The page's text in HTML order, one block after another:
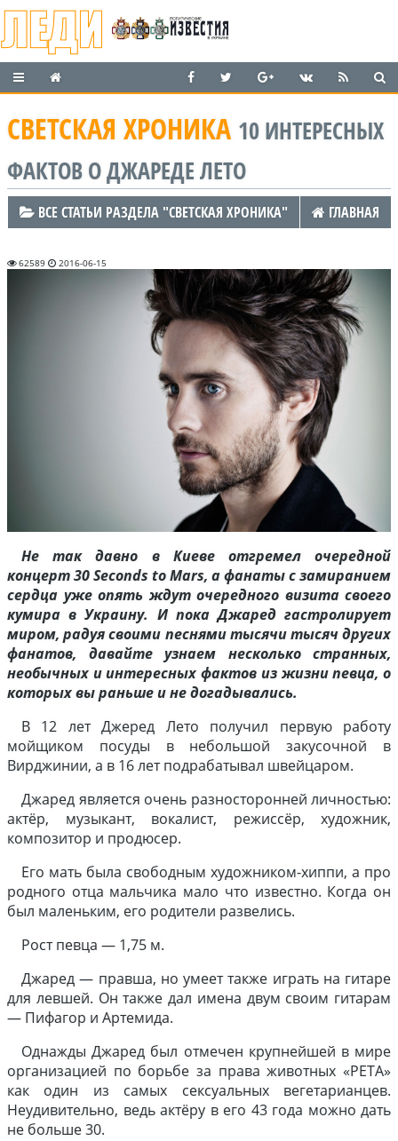
СВЕТСКАЯ ХРОНИКА 10 ИНТЕРЕСНЫХ
ФАКТОВ О ДЖАРЕДЕ ЛЕТО
ВСЕ СТАТЬИ РАЗДЕЛА "СВЕТСКАЯ ХРОНИКА" ГЛАВНАЯ
62589 2016-06-15
Не так давно в Киеве отгремел очередной
концерт 30 Seconds to Mars, а фанаты с замиранием
сердца уже опять ждут очередного визита своего
кумира в Украину. И пока Джаред гастролирует
миром, радуя своими песнями тысячи тысяч других
фанатов, давайте узнаем несколько странных,
необычных и интересных фактов из жизни певца, о
которых вы раньше и не догадывались.
В 12 лет Джеред Лето получил первую работу
мойщиком посуды в небольшой закусочной в
Вирджинии, а в 16 лет подрабатывал швейцаром.
Джаред является очень разносторонней личностью:
актёр, музыкант, вокалист, режиссёр, художник,
композитор и продюсер.
Его мать была свободным художником-хиппи, а про
родного отца мальчика мало что известно. Когда он
был маленьким, его родители развелись.
Рост певца — 1,75 м.
Джаред — правша, но умеет также играть на гитаре
для левшей. Он также дал имена двум своим гитарам
— Пифагор и Артемида.
Однажды Джаред был отмечен крупнейшей в мире
организацией по борьбе за права животных «PETA»
как один из самых сексуальных вегетарианцев.
Неудивительно, ведь актёру в его 43 года можно дать
не больше 30.